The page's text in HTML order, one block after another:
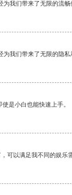
我们带来了无限的流畅
我们带来了无限的隐私
是小白也能快速上手。
可以满足我不同的娱乐需